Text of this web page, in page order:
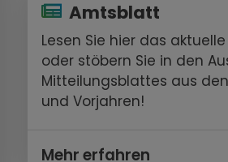
Amtsblatt
Lesen Sie hier das
oder stöbern Sie in den
Mitteilungsblattes aus
und Vorjahren!
Mehr erfahren